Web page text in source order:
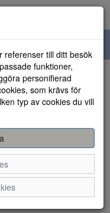
referenser till ditt besök
funktioner,
personifierad
som krävs för
typ av cookies du vill